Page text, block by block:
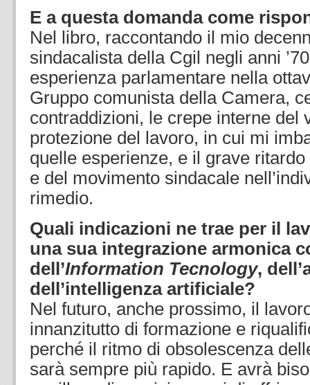
E a questa domanda come
Nel libro, raccontando il mio
sindacalista della Cgil negli anni
esperienza parlamentare nella
Gruppo comunista della Camera,
contraddizioni, le crepe interne del
protezione del lavoro, in cui mi
quelle esperienze, e il grave
e del movimento sindacale
rimedio.
Quali indicazioni ne trae per il
una sua integrazione armonica
dell’Information Tecnology,
dell’intelligenza artificiale?
Nel futuro, anche prossimo, il
innanzitutto di formazione e
perché il ritmo di obsolescenza
sarà sempre più rapido. E avrà